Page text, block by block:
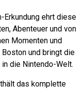
Erkundung ehrt diese
Abenteuer und von
Momenten und
und bringt die
die Nintendo-Welt.
das komplette